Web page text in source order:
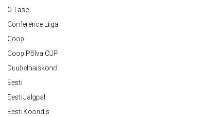
C-Tase
Conference Liiga
Coop
Coop Põlva CUP
Duubelnaiskond
Eesti
Eesti Jalgpall
Eesti Koondis